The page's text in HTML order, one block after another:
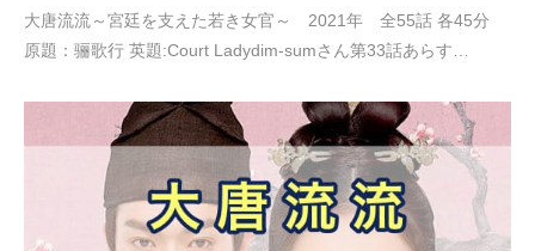
大唐流流～宮廷を支えた若き女官～ 2021年 全55話 各45分
原題：骊歌行 英題:Court Ladydim-sumさん第33話あらす…